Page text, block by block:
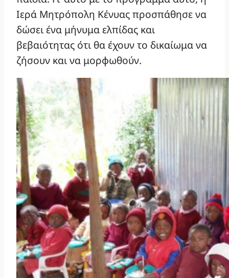
Ιερά Μητρόπολη Κένυας προσπάθησε να
δώσει ένα μήνυμα ελπίδας και
βεβαιότητας ότι θα έχουν το δικαίωμα να
ζήσουν και να μορφωθούν.